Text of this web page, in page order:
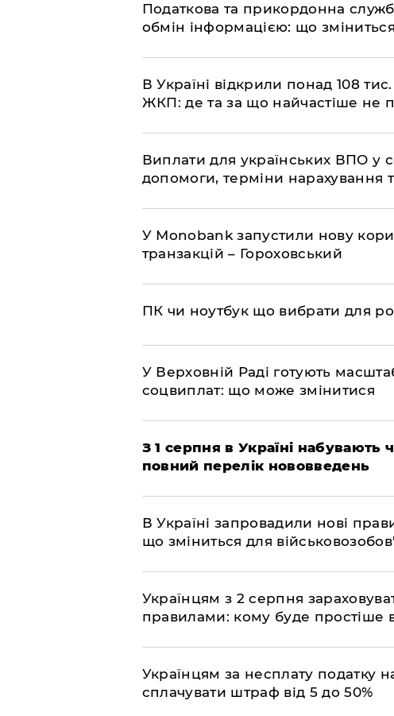
Податкова та прикордонна
обмін інформацією: що
В Україні відкрили понад 108
ЖКП: де та за що найчастіше не
Виплати для українських ВПО у
допомоги, терміни нарахування
У Мonobank запустили нову
транзакцій – Гороховський
ПК чи ноутбук що вибрати для
У Верховній Раді готують
соцвиплат: що може змінитися
З 1 серпня в Україні набувають
повний перелік нововведень
В Україні запровадили нові
що зміниться для
Українцям з 2 серпня
правилами: кому буде простіше
Українцям за несплату податку
сплачувати штраф від 5 до 50%